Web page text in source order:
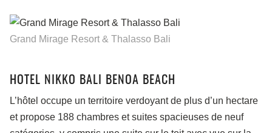
Grand Mirage Resort & Thalasso Bali
HOTEL NIKKO BALI BENOA BEACH
L’hôtel occupe un territoire verdoyant de plus d’un hectare
et propose 188 chambres et suites spacieuses de neuf